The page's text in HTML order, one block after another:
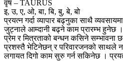
वृष – TAURUS
इ, उ, ए, ओ, बा, बि, बु, बे, बो
प्रयत्न गर्दा व्यापार बढ्नुका साथै
जुट्नाले आम्दानी बढ्ने काम प्रारम्भ हुनेछ
प्रेम र मित्रताको बन्धन कसिने
प्रशस्तै भेटिनेछन् र परिवारजनको साथले
लगायत दिगो काम सुरु गर्न सकिनेछ ।